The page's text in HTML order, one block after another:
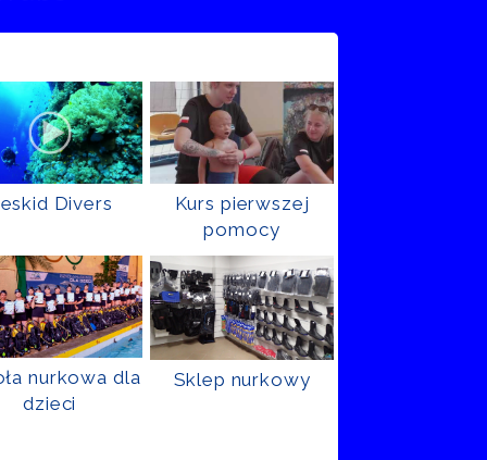
Divers
Kurs pierwszej
pomocy
nurkowa dla
dzieci
Sklep nurkowy